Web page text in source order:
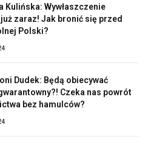
Kulińska: Wywłaszczenie
zaraz! Jak bronić się przed
Polski?
Dudek: Będą obiecywać
Czeka nas powrót
bez hamulców?